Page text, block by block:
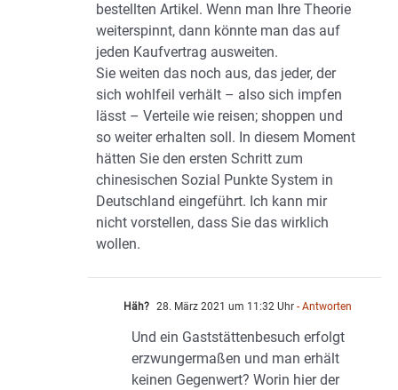
bestellten Artikel. Wenn man Ihre Theorie
weiterspinnt, dann könnte man das auf
jeden Kaufvertrag ausweiten.
Sie weiten das noch aus, das jeder, der
sich wohlfeil verhält – also sich impfen
lässt – Verteile wie reisen; shoppen und
so weiter erhalten soll. In diesem Moment
hätten Sie den ersten Schritt zum
chinesischen Sozial Punkte System in
Deutschland eingeführt. Ich kann mir
nicht vorstellen, dass Sie das wirklich
wollen.
Häh? 28. März 2021 um 11:32 Uhr - Antworten
Und ein Gaststättenbesuch erfolgt
erzwungermaßen und man erhält
keinen Gegenwert? Worin hier der